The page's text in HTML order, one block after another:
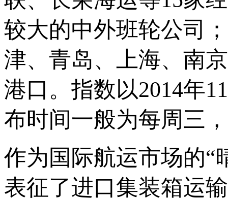
较大的中外班轮公司
津、青岛、上海、南
港口。指数以2014年
布时间一般为每周三
作为国际航运市场的“
表征了进口集装箱运